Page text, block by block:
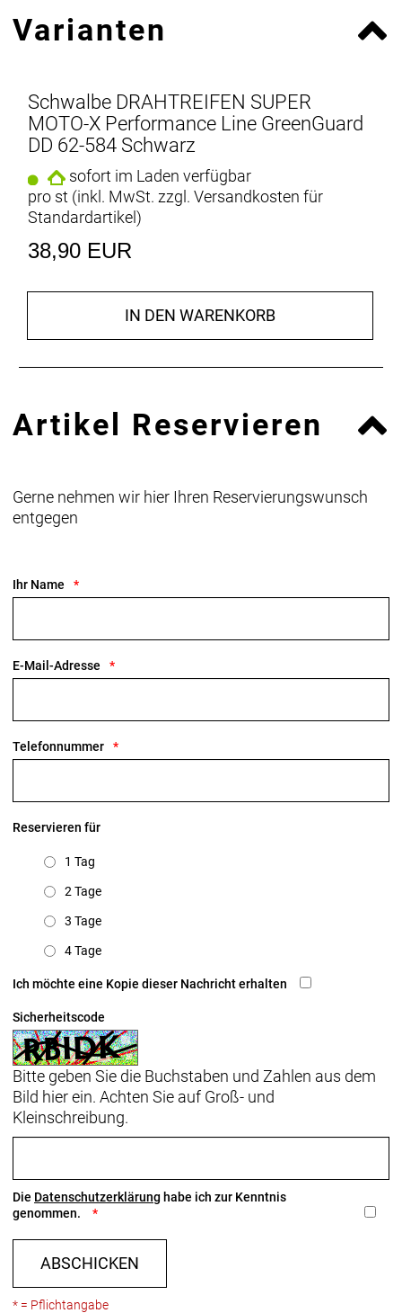
Varianten
Schwalbe DRAHTREIFEN SUPER
MOTO-X Performance Line GreenGuard
DD 62-584 Schwarz
sofort im Laden verfügbar
pro st (inkl. MwSt. zzgl. Versandkosten für
Standardartikel)
38,90 EUR
IN DEN WARENKORB
Artikel Reservieren
Gerne nehmen wir hier Ihren Reservierungswunsch
entgegen
Ihr Name
E-Mail-Adresse
Telefonnummer
Reservieren für
1 Tag
2 Tage
3 Tage
4 Tage
Ich möchte eine Kopie dieser Nachricht erhalten
Sicherheitscode
Bitte geben Sie die Buchstaben und Zahlen aus dem
Bild hier ein. Achten Sie auf Groß- und
Kleinschreibung.
Die Datenschutzerklärung habe ich zur Kenntnis
genommen.
ABSCHICKEN
* = Pflichtangabe